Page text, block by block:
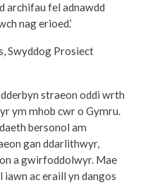
archifau fel adnawdd
nag erioed.’
Swyddog Prosiect
dderbyn straeon oddi wrth
ym mhob cwr o Gymru.
bersonol am
gan ddarlithwyr,
a gwirfoddolwyr. Mae
ac eraill yn dangos